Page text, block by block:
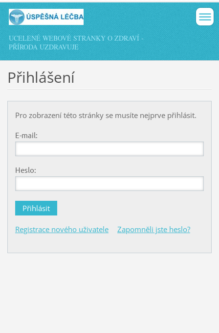
UCELENÉ WEBOVÉ STRÁNKY O ZDRAVÍ -
PŘÍRODA UZDRAVUJE
Přihlášení
Pro zobrazení této stránky se musíte nejprve přihlásit.
E-mail:
Heslo:
Registrace nového uživatele Zapomněli jste heslo?